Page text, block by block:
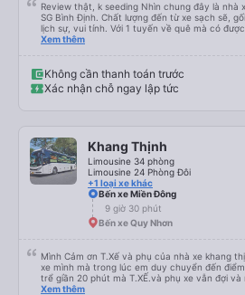
Review thật, k seeding Nhìn chung đây là nhà
SG Bình Định. Chất lượng đến từ xe sạch sẽ,
lịch sự, vui tính. Với 1 tuyến về quê mà có
này là điểm cộng lớn, thường chỉ đi mấy tuyến
định ủng hộ tiếp nhà xe này. Chúc chủ xe làm
xe chạy thêm nhiều khung giờ nữa và nâng
điểm trừ thì chỉ có thgian trả khách, team VXR
Xem thêm
Không cần thanh toán trước
Xác nhận chỗ ngay lập tức
Khang Thịnh
Limousine 34 phòng
Limousine 24 Phòng Đôi
+1 loại xe khác
Bến xe Miền Đông
9 giờ 30 phút
Bến xe Quy Nhơn
Mình Cảm ơn T.Xế và phụ của nhà xe khang
xe mình mà trong lúc em duy chuyển đến
trể giần 20 phút mà T.XẾ.và phụ xe vẫn đợi
mình như những nhà xe khác. Xe mình đi là loại xe 24p đôi . xe có rèm kéo
Xem thêm